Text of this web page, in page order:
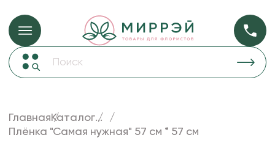
Упаковка для цветов и подарков Упаковка для
Коробки для цветов
ГлавнаяКаталог...
Плёнка "Самая нужная" 57 см * 57 см